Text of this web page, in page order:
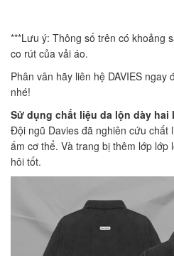
***Lưu ý: Thông số trên có khoảng
co rút của vải áo.
Phân vân hãy liên hệ DAVIES
nhé!
Sử dụng chất liệu da lộn dày hai
Đội ngũ Davies đã nghiên cứu chất
ấm cơ thể. Và trang bị thêm lớp lớp
hôi tốt.